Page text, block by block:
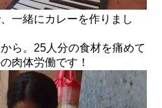
一緒にカレーを作りまし
ら。25人分の食材を痛めて
肉体労働です！